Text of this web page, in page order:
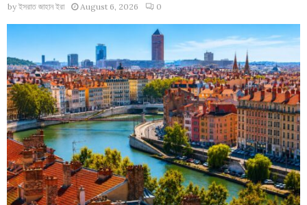
by ইসরাত জাহান ইরা August 6, 2026 0